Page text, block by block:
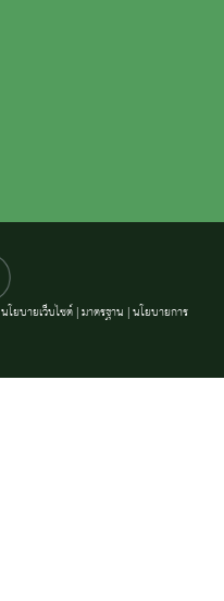
นโยบายเว็บไซต์|มาตรฐาน |นโยบายการ